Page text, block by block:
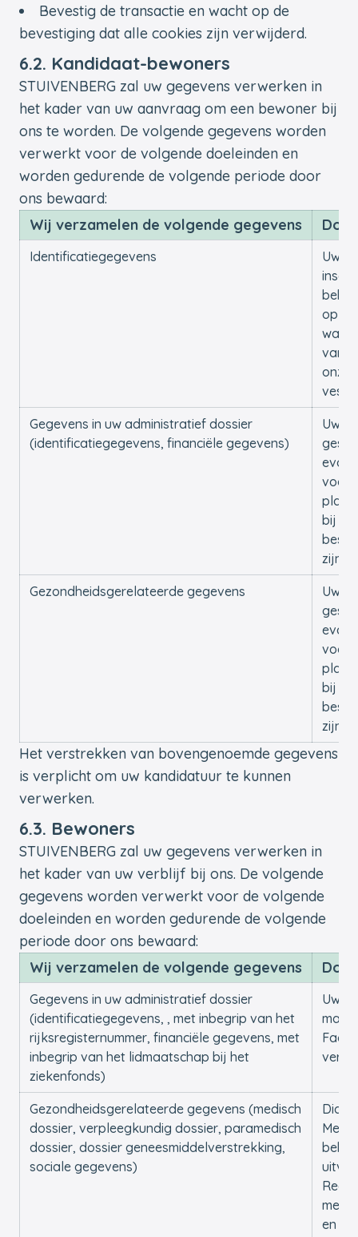
Bevestig de transactie en wacht op de
bevestiging dat alle cookies zijn verwijderd.
6.2. Kandidaat-bewoners
STUIVENBERG zal uw gegevens verwerken in
het kader van uw aanvraag om een bewoner bij
ons te worden. De volgende gegevens worden
verwerkt voor de volgende doeleinden en
worden gedurende de volgende periode door
ons bewaard:
Wij verzamelen de volgende gegevens
Doel
Identificatiegegevens
Uw
op de
van
onze
Gegevens in uw administratief dossier
(identificatiegegevens, financiële gegevens)
Uw
voor
bij
zijn
Gezondheidsgerelateerde gegevens
Uw
voor
bij
zijn
Het verstrekken van bovengenoemde gegevens
is verplicht om uw kandidatuur te kunnen
verwerken.
6.3. Bewoners
STUIVENBERG zal uw gegevens verwerken in
het kader van uw verblijf bij ons. De volgende
gegevens worden verwerkt voor de volgende
doeleinden en worden gedurende de volgende
periode door ons bewaard:
Wij verzamelen de volgende gegevens
Doel
Gegevens in uw administratief dossier
(identificatiegegevens, , met inbegrip van het
rijksregisternummer, financiële gegevens, met
inbegrip van het lidmaatschap bij het
ziekenfonds)
Uw
Gezondheidsgerelateerde gegevens (medisch
dossier, verpleegkundig dossier, paramedisch
dossier, dossier geneesmiddelverstrekking,
sociale gegevens)
en